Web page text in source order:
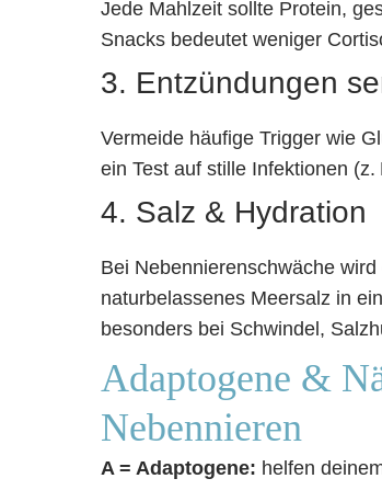
Jede Mahlzeit sollte Protein,
Snacks bedeutet weniger
3. Entzündungen
Vermeide häufige Trigger wie
ein Test auf stille Infektionen
4. Salz & Hydration
Bei Nebennierenschwäche
naturbelassenes Meersalz in
besonders bei Schwindel,
Adaptogene &
Nebennieren
A = Adaptogene: helfen